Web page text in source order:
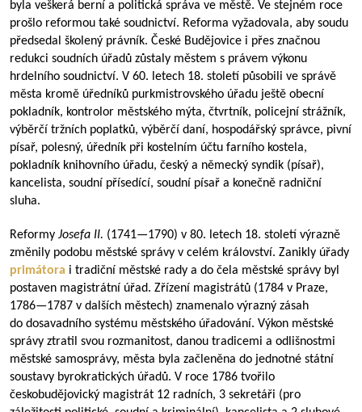
byla veškerá berní a politická správa ve městě. Ve stejném roce
prošlo reformou také soudnictví. Reforma vyžadovala, aby soudu
předsedal školený právník. České Budějovice i přes značnou
redukci soudních úřadů zůstaly městem s právem výkonu
hrdelního soudnictví. V 60. letech 18. století působili ve správě
města kromě úředníků purkmistrovského úřadu ještě obecní
pokladník, kontrolor městského mýta, čtvrtník, policejní strážník,
výběrčí tržních poplatků, výběrčí daní, hospodářský správce, pivní
písař, polesný, úředník při kostelním účtu farního kostela,
pokladník knihovního úřadu, český a německý syndik (písař),
kancelista, soudní přísedící, soudní písař a konečně radniční
sluha.
Reformy Josefa II. (1741—1790) v 80. letech 18. století výrazně
změnily podobu městské správy v celém království. Zanikly úřady
primátora i tradiční městské rady a do čela městské správy byl
postaven magistrátní úřad. Zřízení magistrátů (1784 v Praze,
1786—1787 v dalších městech) znamenalo výrazný zásah
do dosavadního systému městského úřadování. Výkon městské
správy ztratil svou rozmanitost, danou tradicemi a odlišnostmi
městské samosprávy, města byla začleněna do jednotné státní
soustavy byrokratických úřadů. V roce 1786 tvořilo
českobudějovický magistrát 12 radních, 3 sekretáři (pro